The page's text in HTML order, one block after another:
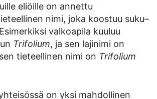
eliöille on annettu
nimi, joka koostuu suku–
valkoapila kuuluu
Trifolium, ja sen lajinimi on
tieteellinen nimi on Trifolium
on yksi mahdollinen